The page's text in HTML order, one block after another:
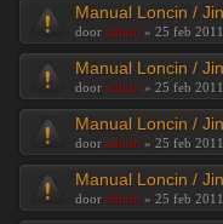
Manual Loncin /
door admin » 25 feb
Manual Loncin /
door admin » 25 feb
Manual Loncin /
door admin » 25 feb
Manual Loncin /
door admin » 25 feb